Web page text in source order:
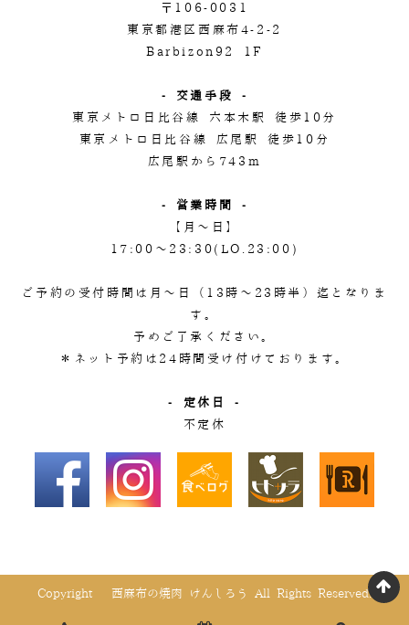
〒106-0031
東京都港区西麻布4-2-2
Barbizon92 1F
- 交通手段 -
東京メトロ日比谷線 六本木駅 徒歩10分
東京メトロ日比谷線 広尾駅 徒歩10分
広尾駅から743m
- 営業時間 -
【月～日】
17:00～23:30(LO.23:00)
ご予約の受付時間は月～日（13時～23時半）迄となりま
す。
予めご了承ください。
＊ネット予約は24時間受け付けております。
- 定休日 -
不定休
Copyright © 西麻布の焼肉 けんしろう All Rights Reserved.